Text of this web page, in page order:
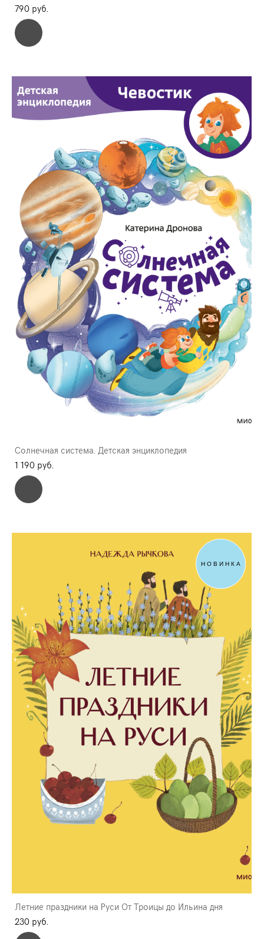
790 pуб.
Солнечная система. Детская энциклопедия
1 190 pуб.
НОВИНКА
Летние праздники на Руси От Троицы до Ильина дня
230 pуб.